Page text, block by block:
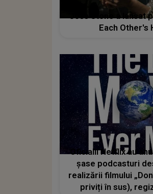
Joss Stone a lansat
Each Other's
Oficialii Netflix au
șase podcasturi
realizării filmului
priviți în sus),